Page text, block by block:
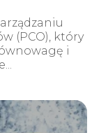
(PCO), który
i